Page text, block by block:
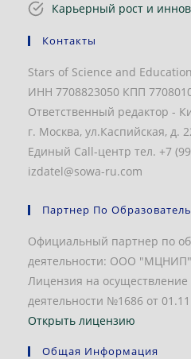
Карьерный рост и
Контакты
Stars of Science and
ИНН 7708823050 КПП
Ответственный редактор -
г. Москва, ул.Каспийская, д.
Единый Call-центр тел. +7
izdatel@sowa-ru.com
Партнер По
Официальный партнер по
деятельности: ООО "МЦНИП"
Лицензия на осуществление
деятельности №1686 от
Открыть лицензию
Общая Информация